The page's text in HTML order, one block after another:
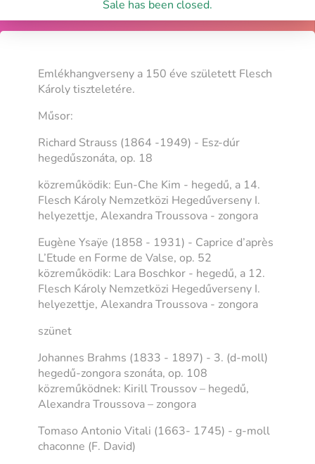
Sale has been closed.
Emlékhangverseny a 150 éve született Flesch
Károly tiszteletére.
Műsor:
Richard Strauss (1864 -1949) - Esz-dúr
hegedűszonáta, op. 18
közreműködik: Eun-Che Kim - hegedű, a 14.
Flesch Károly Nemzetközi Hegedűverseny I.
helyezettje, Alexandra Troussova - zongora
Eugène Ysaÿe (1858 - 1931) - Caprice d’après
L’Etude en Forme de Valse, op. 52
közreműködik: Lara Boschkor - hegedű, a 12.
Flesch Károly Nemzetközi Hegedűverseny I.
helyezettje, Alexandra Troussova - zongora
szünet
Johannes Brahms (1833 - 1897) - 3. (d-moll)
hegedű-zongora szonáta, op. 108
közreműködnek: Kirill Troussov – hegedű,
Alexandra Troussova – zongora
Tomaso Antonio Vitali (1663- 1745) - g-moll
chaconne (F. David)